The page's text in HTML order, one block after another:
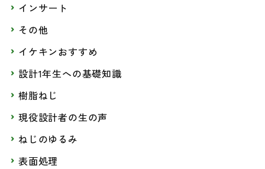
インサート
その他
イケキンおすすめ
設計1年生への基礎知識
樹脂ねじ
現役設計者の生の声
ねじのゆるみ
表面処理